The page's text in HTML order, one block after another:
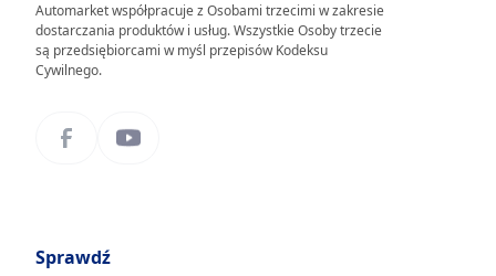
Automarket współpracuje z Osobami trzecimi w zakresie
dostarczania produktów i usług. Wszystkie Osoby trzecie
są przedsiębiorcami w myśl przepisów Kodeksu
Cywilnego.
Sprawdź